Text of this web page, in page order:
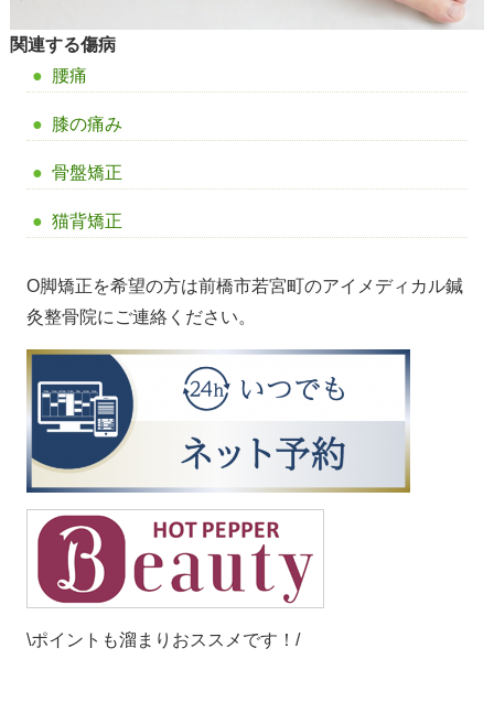
関連する傷病
腰痛
膝の痛み
骨盤矯正
猫背矯正
O脚矯正を希望の方は前橋市若宮町のアイメディカル鍼
灸整骨院にご連絡ください。
\ポイントも溜まりおススメです！/